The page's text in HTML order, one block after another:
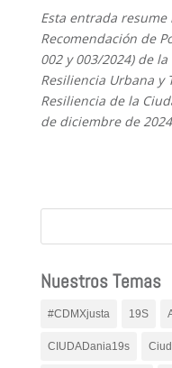
Esta entrada resume
Recomendación de
002 y 003/2024) de
Resiliencia Urbana y
Resiliencia de la
de diciembre de
Nuestros Temas
#CDMXjusta 19S
CIUDADania19s